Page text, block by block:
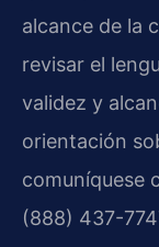
alcance de la
revisar el
validez y
orientación
comuníquese
(888) 437-